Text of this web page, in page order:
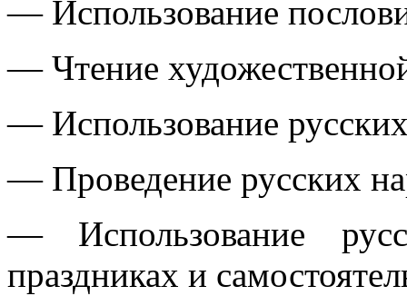
— Использование
— Чтение
— Использование
— Проведение русских
— Использование
праздниках и